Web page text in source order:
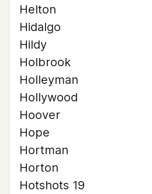
Helton
Hidalgo
Hildy
Holbrook
Holleyman
Hollywood
Hoover
Hope
Hortman
Horton
Hotshots 19